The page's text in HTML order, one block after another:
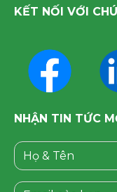
KẾT NỐI VỚI
NHẬN TIN TỨC
Please leave this